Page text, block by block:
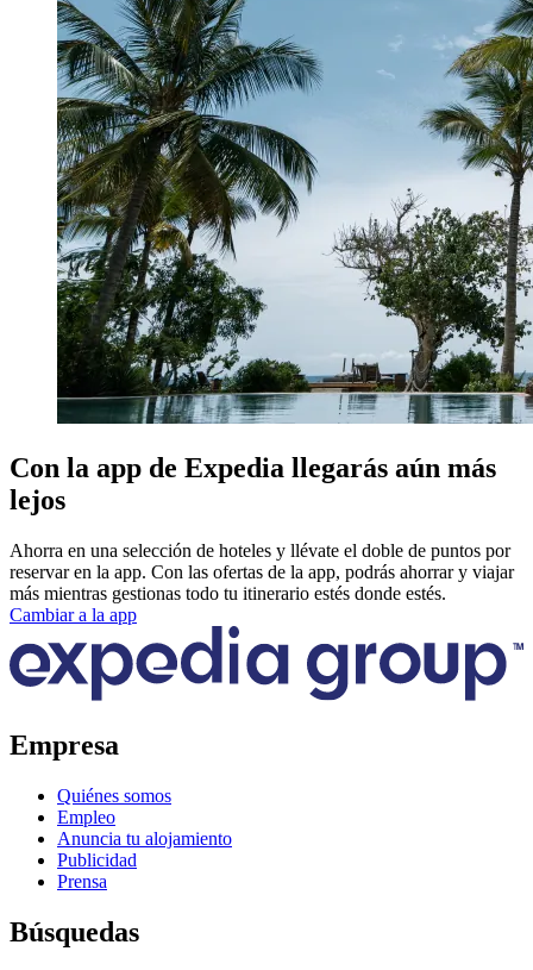
Con la app de Expedia llegarás aún más
lejos
Ahorra en una selección de hoteles y llévate el doble de puntos por
reservar en la app. Con las ofertas de la app, podrás ahorrar y viajar
más mientras gestionas todo tu itinerario estés donde estés.
Cambiar a la app
Empresa
Quiénes somos
Empleo
Anuncia tu alojamiento
Publicidad
Prensa
Búsquedas